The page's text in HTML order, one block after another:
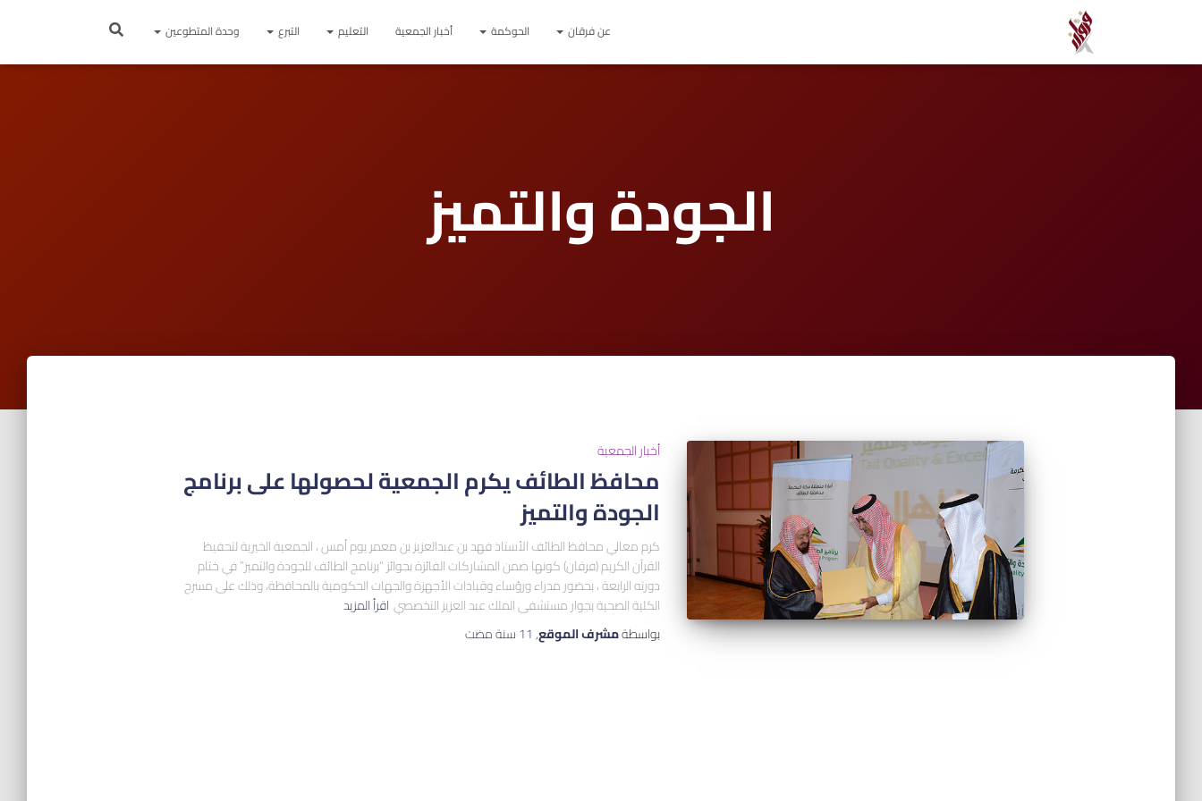
عن فرقان الحوكمة أخبار الجمعية التعليم التبرع وحدة المتطوعين
الجودة والتميز
أخبار الجمعية
محافظ الطائف يكرم الجمعية لحصولها على برنامج
الجودة والتميز
كرم معالي محافظ الطائف الأستاذ فهد بن عبدالعزيز بن معمر يوم أمس ، الجمعية الخيرية لتحفيظ
القرآن الكريم (فرقان) كونها ضمن المشاركات الفائزة بجوائز “برنامج الطائف للجودة والتميز” في ختام
دورته الرابعة ، بحضور مدراء ورؤساء وقيادات الأجهزة والجهات الحكومية بالمحافظة، وذلك على مسرح
الكلية الصحية بجوار مستشفى الملك عبد العزيز التخصصي اقرأ المزيد
بواسطةمشرف الموقع,11 سنة مضت